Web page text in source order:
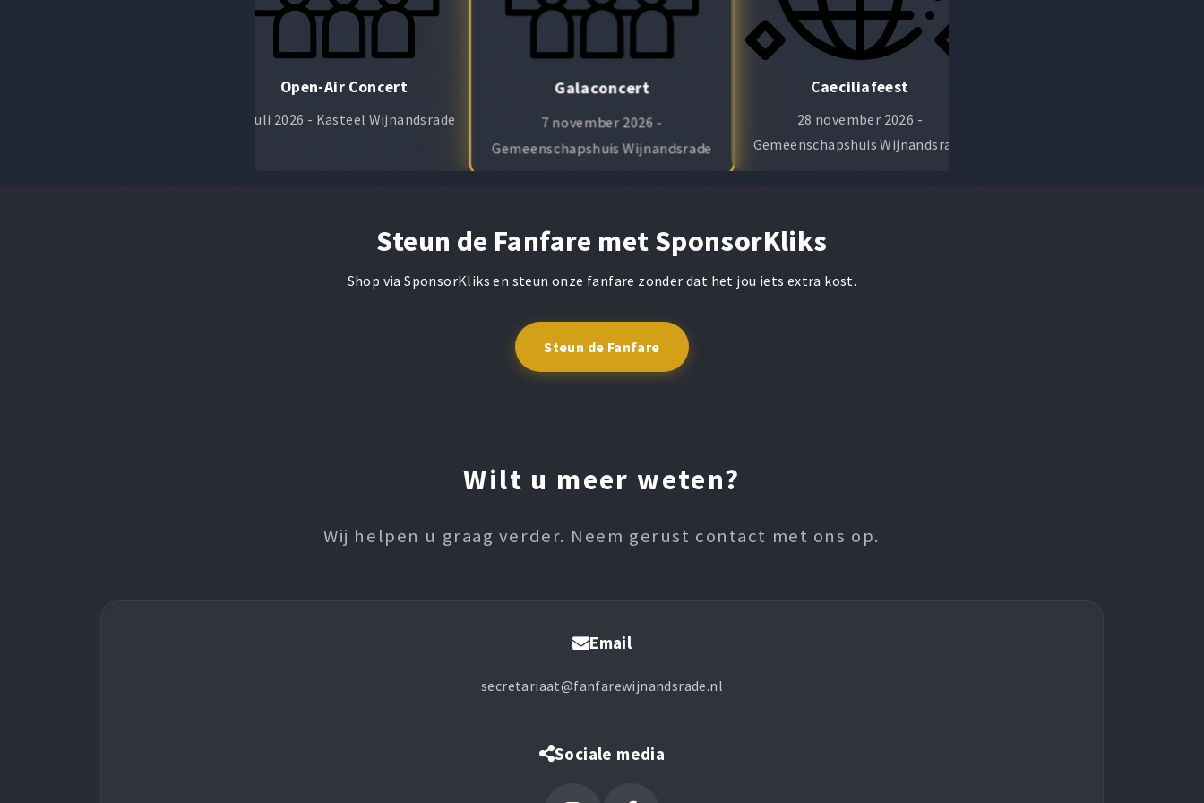
Open-Air Concert
10 juli 2026 - Kasteel Wijnandsrade
Galaconcert
7 november 2026 -
Gemeenschapshuis Wijnandsrade
Caeciliafeest
28 november 2026 -
Gemeenschapshuis Wijnandsrade
Steun de Fanfare met SponsorKliks
Shop via SponsorKliks en steun onze fanfare zonder dat het jou iets extra kost.
Steun de Fanfare
Wilt u meer weten?
Wij helpen u graag verder. Neem gerust contact met ons op.
Email
secretariaat@fanfarewijnandsrade.nl
Sociale media